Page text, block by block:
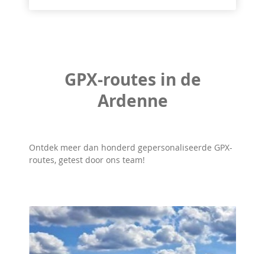
GPX-routes in de
Ardenne
Ontdek meer dan honderd gepersonaliseerde GPX-
routes, getest door ons team!